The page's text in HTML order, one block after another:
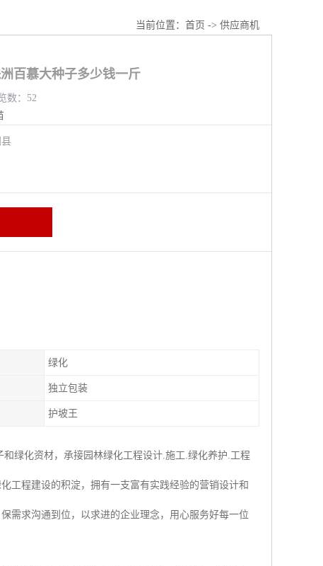
当前位置： 首页 -> 供应商机
百慕大种子多少钱一斤
数：52
县
绿化
独立包装
护坡王
绿化资材，承接园林绿化工程设计.施工.绿化养护.工程
工程建设的积淀，拥有一支富有实践经验的营销设计和
需求沟通到位，以求进的企业理念，用心服务好每一位